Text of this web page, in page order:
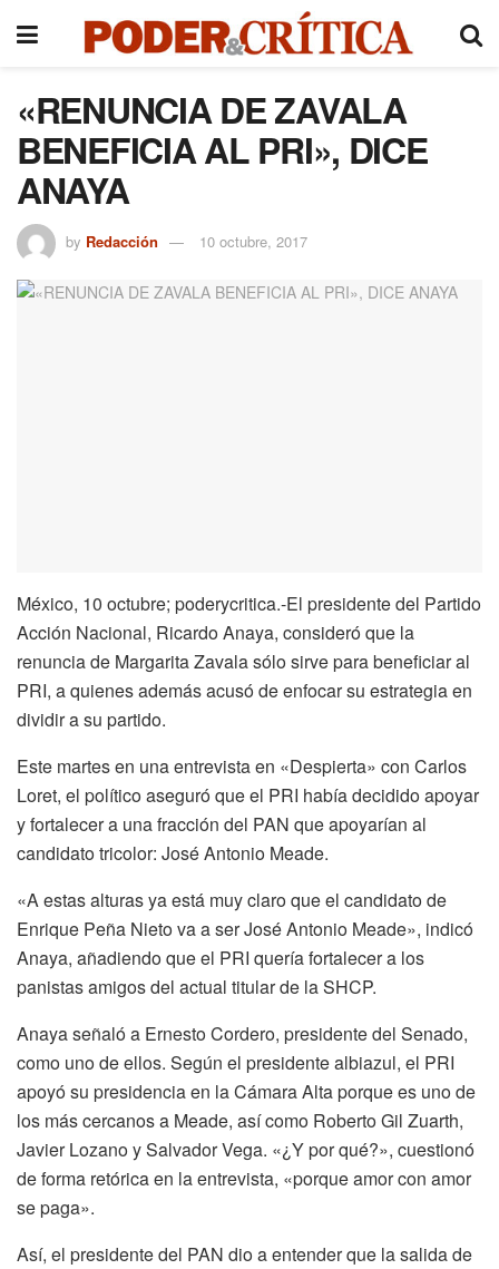
«RENUNCIA DE ZAVALA
BENEFICIA AL PRI», DICE
ANAYA
by Redacción 10 octubre, 2017
México, 10 octubre; poderycritica.-El presidente del Partido
Acción Nacional, Ricardo Anaya, consideró que la
renuncia de Margarita Zavala sólo sirve para beneficiar al
PRI, a quienes además acusó de enfocar su estrategia en
dividir a su partido.
Este martes en una entrevista en «Despierta» con Carlos
Loret, el político aseguró que el PRI había decidido apoyar
y fortalecer a una fracción del PAN que apoyarían al
candidato tricolor: José Antonio Meade.
«A estas alturas ya está muy claro que el candidato de
Enrique Peña Nieto va a ser José Antonio Meade», indicó
Anaya, añadiendo que el PRI quería fortalecer a los
panistas amigos del actual titular de la SHCP.
Anaya señaló a Ernesto Cordero, presidente del Senado,
como uno de ellos. Según el presidente albiazul, el PRI
apoyó su presidencia en la Cámara Alta porque es uno de
los más cercanos a Meade, así como Roberto Gil Zuarth,
Javier Lozano y Salvador Vega. «¿Y por qué?», cuestionó
de forma retórica en la entrevista, «porque amor con amor
se paga».
Así, el presidente del PAN dio a entender que la salida de